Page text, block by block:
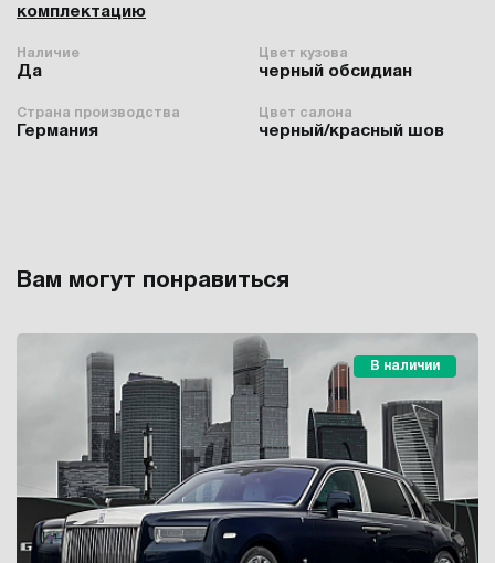
комплектацию
Наличие
Да
Цвет кузова
черный обсидиан
Страна производства
Германия
Цвет салона
черный/красный шов
Вам могут понравиться
В наличии